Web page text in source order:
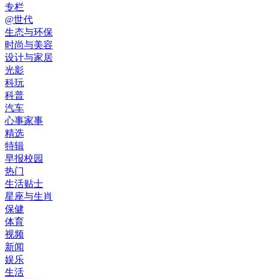
专栏
@世代
生态与环保
时尚与美容
设计与家居
光影
科玩
科普
汽车
心事家事
精选
特辑
早报校园
热门
生活贴士
星座与生肖
保健
体育
视频
新闻
娱乐
生活